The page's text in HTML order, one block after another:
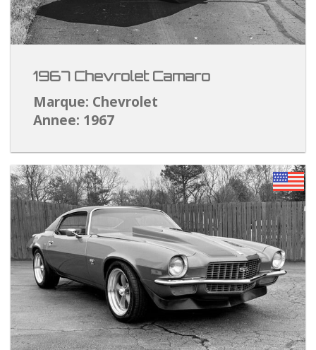
1967 Chevrolet Camaro
Marque: Chevrolet
Annee: 1967